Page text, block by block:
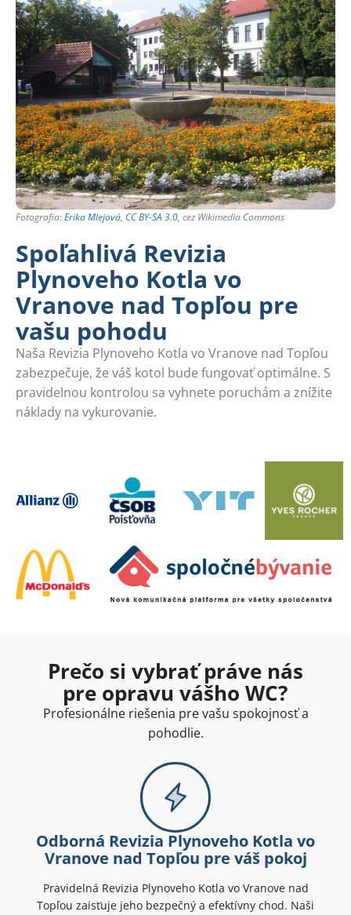
Fotografia:Erika Mlejová, CC BY-SA 3.0, cez Wikimedia Commons
Spoľahlivá Revizia
Plynoveho Kotla vo
Vranove nad Topľou pre
vašu pohodu
Naša Revizia Plynoveho Kotla vo Vranove nad Topľou
zabezpečuje, že váš kotol bude fungovať optimálne. S
pravidelnou kontrolou sa vyhnete poruchám a znížite
náklady na vykurovanie.
Prečo si vybrať práve nás
pre opravu vášho WC?
Profesionálne riešenia pre vašu spokojnosť a
pohodlie.
Odborná Revizia Plynoveho Kotla vo
Vranove nad Topľou pre váš pokoj
Pravidelná Revizia Plynoveho Kotla vo Vranove nad
Topľou zaisťuje jeho bezpečný a efektívny chod. Naši